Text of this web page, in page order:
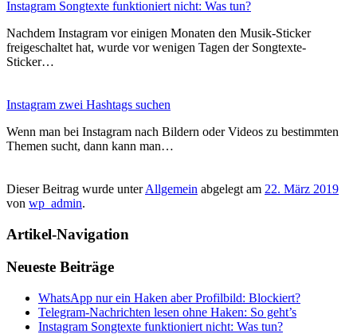
Instagram Songtexte funktioniert nicht: Was tun?
Nachdem Instagram vor einigen Monaten den Musik-Sticker
freigeschaltet hat, wurde vor wenigen Tagen der Songtexte-
Sticker…
Instagram zwei Hashtags suchen
Wenn man bei Instagram nach Bildern oder Videos zu bestimmten
Themen sucht, dann kann man…
Dieser Beitrag wurde unterAllgemein abgelegt am 22. März 2019
von wp_admin.
Artikel-Navigation
Neueste Beiträge
WhatsApp nur ein Haken aber Profilbild: Blockiert?
Telegram-Nachrichten lesen ohne Haken: So geht’s
Instagram Songtexte funktioniert nicht: Was tun?